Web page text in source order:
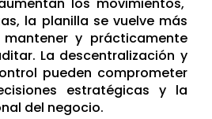
los movimientos,
la planilla se vuelve más
y prácticamente
La descentralización y
pueden comprometer
estratégicas y la
del negocio.